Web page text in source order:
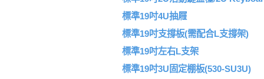
標準19吋4U抽屜
標準19吋支撐板(需配合L支撐架)
標準19吋左右L支架
標準19吋3U固定棚板(530-SU3U)